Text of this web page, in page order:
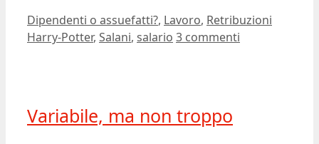
Categorie
Dipendenti o assuefatti?, Lavoro, Retribuzioni
Harry-Potter, Salani, salario 3 commenti
Variabile, ma non troppo